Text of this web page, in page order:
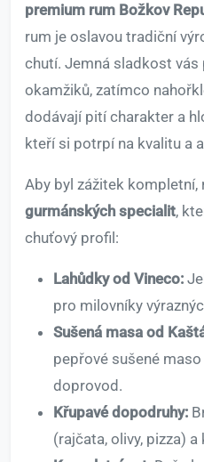
premium rum Božkov
rum je oslavou tradiční
chutí. Jemná sladkost
okamžiků, zatímco
dodávají pití charakter a
kteří si potrpí na kvalitu a
Aby byl zážitek kompletní,
gurmánských specialit,
chuťový profil:
Lahůdky od Vineco:
pro milovníky
Sušená masa od
pepřové sušené
doprovod.
Křupavé dopodruhy:
(rajčata, olivy, pizza)